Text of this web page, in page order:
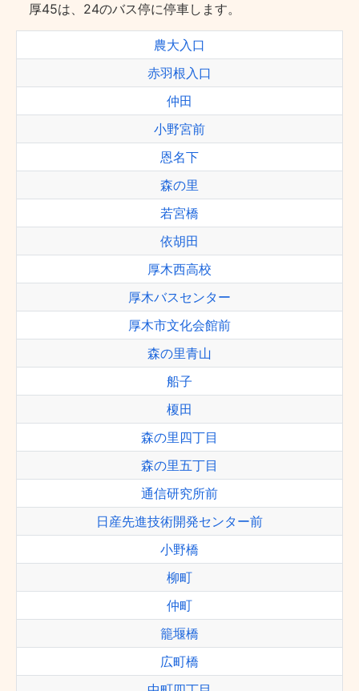
厚45は、24のバス停に停車します。
農大入口
赤羽根入口
仲田
小野宮前
恩名下
森の里
若宮橋
依胡田
厚木西高校
厚木バスセンター
厚木市文化会館前
森の里青山
船子
榎田
森の里四丁目
森の里五丁目
通信研究所前
日産先進技術開発センター前
小野橋
柳町
仲町
籠堰橋
広町橋